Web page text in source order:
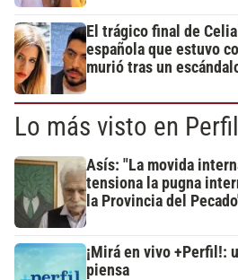
El trágico final de
española que estuvo
murió tras un
Lo más visto en Perfil
Asís: "La movida
tensiona la pugna
la Provincia del
¡Mirá en vivo +Perfil!:
piensa